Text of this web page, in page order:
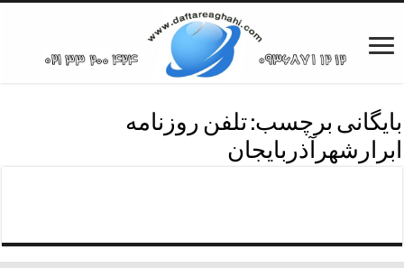
بایگانی برچسب:تلفن روزنامه
ابرارشهرآذربایجان